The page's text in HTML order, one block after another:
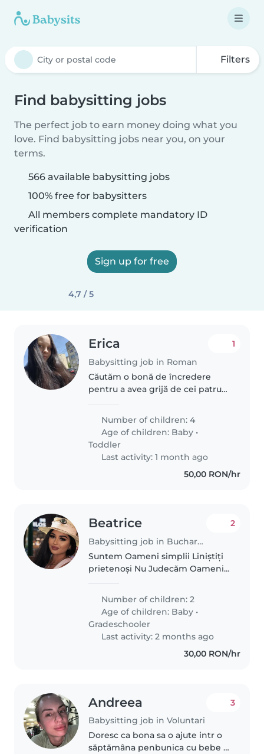
Filters
Find babysitting jobs
The perfect job to earn money doing what you
love. Find babysitting jobs near you, on your
terms.
566 available babysitting jobs
100% free for babysitters
All members complete mandatory ID
verification
Sign up for free
4,7 / 5
Erica
Babysitting job in Roman
1
Căutăm o bonă de încredere
pentru a avea grijă de cei patru
între copil și copil mic. Copiii
noștri sunt energici, afectuoși și
jucăuși. Este important..
Number of children: 4
Age of children: Baby •
Toddler
Last activity: 1 month ago
50,00 RON/hr
Beatrice
Babysitting job in Bucharest
2
Suntem Oameni simplii Liniștiți
prietenoși Nu Judecăm Oamenii
vizităm , tatăl Este Plecat mai
mereu Foarte rar stă..
Number of children: 2
Age of children: Baby •
Gradeschooler
Last activity: 2 months ago
30,00 RON/hr
Andreea
Babysitting job in Voluntari
3
Doresc ca bona sa o ajute intr o
săptămâna penbunica cu bebe 2